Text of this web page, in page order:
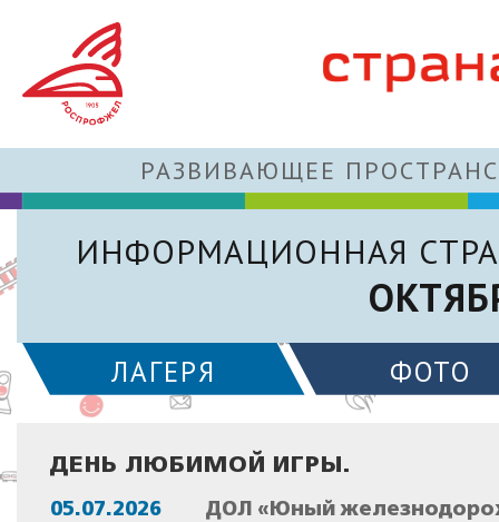
РАЗВИВАЮЩЕЕ
ИНФОРМАЦИОННАЯ
ЛАГЕРЯ ФОТО
ДЕНЬ ЛЮБИМОЙ ИГРЫ.
05.07.2026 ДОЛ «Юный